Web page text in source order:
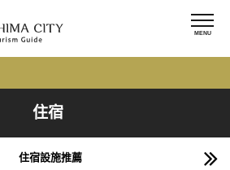
住宿
住宿設施推薦